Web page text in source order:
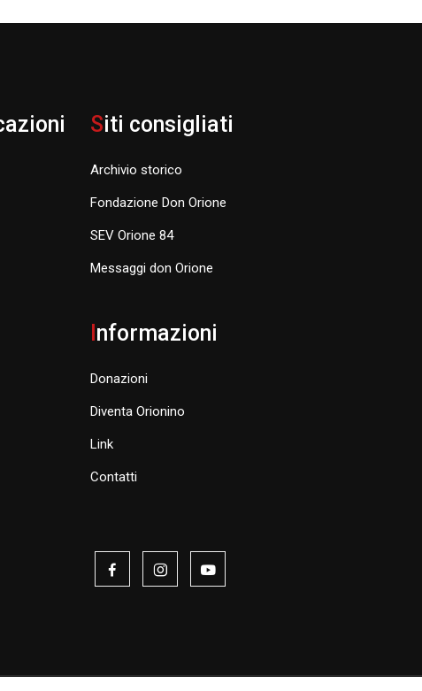
Siti consigliati
Archivio storico
Fondazione Don Orione
SEV Orione 84
Messaggi don Orione
nformazioni
Donazioni
Diventa Orionino
Link
Contatti